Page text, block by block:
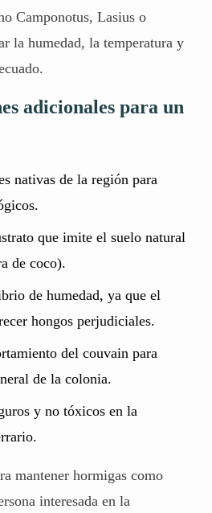
Camponotus, Lasius o
la humedad, la temperatura y
adicionales para un
nativas de la región para
que imite el suelo natural
de coco).
de humedad, ya que el
hongos perjudiciales.
del couvain para
de la colonia.
y no tóxicos en la
mantener hormigas como
interesada en la